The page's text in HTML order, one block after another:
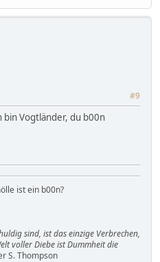
#9
bin Vogtländer, du b00n
ist ein b00n?
sind, ist das einzige Verbrechen,
voller Diebe ist Dummheit die
S. Thompson